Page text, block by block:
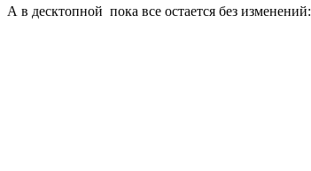
А в десктопной пока все остается без изменений: